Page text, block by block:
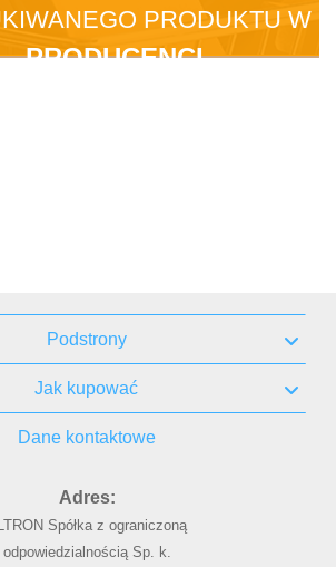
PRODUKTU W
PRODUCENCI
Podstrony
Jak kupować
Dane kontaktowe
Adres:
Spółka z ograniczoną
odpowiedzialnością Sp. k.